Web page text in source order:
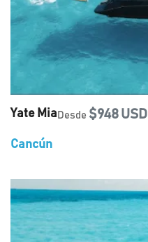
Yate Mia Desde $948 USD
Cancún